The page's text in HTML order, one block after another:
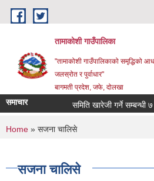
Skip to main content
तामाकोशी गाउँपालिका
"तामाकोशी गाउँपालिकाको समृद्धिको
जलस्रोत र पुर्वाधार"
बागमती प्रदेश, जफे, दोलखा
समाचार समिति खारेजी गर्ने सम्बन्धी ७
You are here
Home » सजना चालिसे
सजना चालिसे